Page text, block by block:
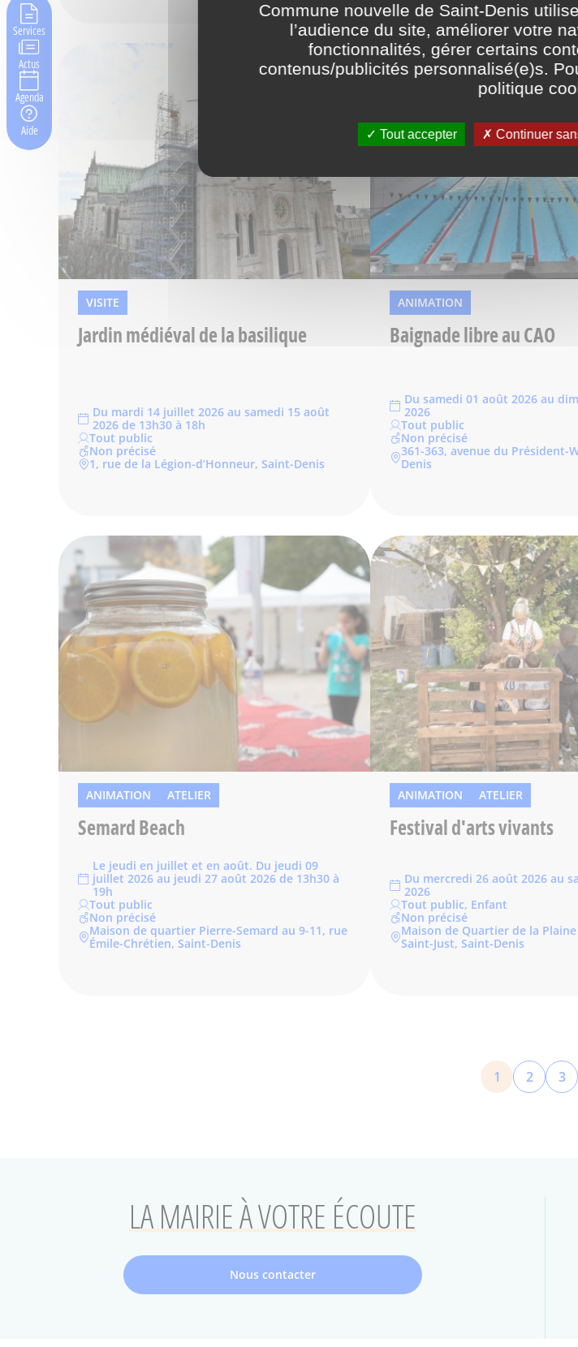
Services
Actus
Agenda
Aide
VISITE
Jardin médiéval de la basilique
Du mardi 14 juillet 2026 au samedi 15 août
2026 de 13h30 à 18h
Tout public
Non précisé
1, rue de la Légion-d’Honneur, Saint-Denis
ANIMATION
Baignade libre au CAO
Du samedi 01 août 2026 au
2026
Tout public
Non précisé
361-363, avenue du Président-
Denis
ANIMATION ATELIER
Semard Beach
Le jeudi en juillet et en août. Du jeudi 09
juillet 2026 au jeudi 27 août 2026 de 13h30 à
19h
Tout public
Non précisé
Maison de quartier Pierre-Semard au 9-11, rue
Émile-Chrétien, Saint-Denis
ANIMATION ATELIER
Festival d'arts vivants
Du mercredi 26 août 2026 au
2026
Tout public, Enfant
Non précisé
Maison de Quartier de la
Saint-Just, Saint-Denis
Page
courante
1 Page
2 3
LA MAIRIE À VOTRE ÉCOUTE
Nous contacter
Commune nouvelle de Saint-Denis
l’audience du site, améliorer votre
fonctionnalités, gérer certains
contenus/publicités personnalisé(e)s.
politique
Tout accepter Continuer